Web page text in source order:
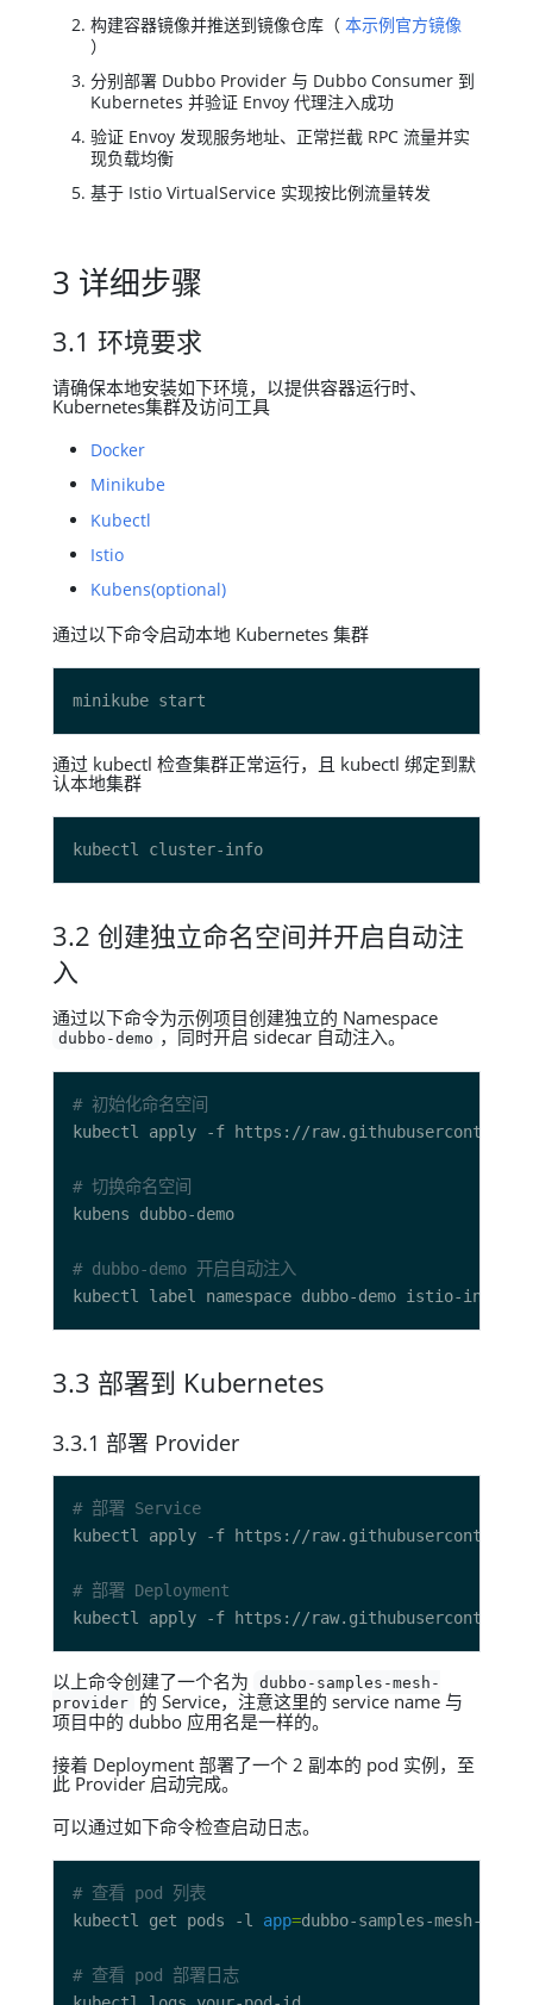
构建容器镜像并推送到镜像仓库（ 本示例官方镜像
）
分别部署 Dubbo Provider 与 Dubbo Consumer 到
Kubernetes 并验证 Envoy 代理注入成功
验证 Envoy 发现服务地址、正常拦截 RPC 流量并实
现负载均衡
基于 Istio VirtualService 实现按比例流量转发
3 详细步骤
3.1 环境要求
请确保本地安装如下环境，以提供容器运行时、
Kubernetes集群及访问工具
Docker
Minikube
Kubectl
Istio
Kubens(optional)
通过以下命令启动本地 Kubernetes 集群
通过 kubectl 检查集群正常运行，且 kubectl 绑定到默
认本地集群
3.2 创建独立命名空间并开启自动注
入
通过以下命令为示例项目创建独立的 Namespace
dubbo-demo ，同时开启 sidecar 自动注入。
# 初始化命名空间
# 切换命名空间
# dubbo-demo 开启自动注入
kubectl label namespace dubbo-demo istio-
3.3 部署到 Kubernetes
3.3.1 部署 Provider
# 部署 Service
# 部署 Deployment
以上命令创建了一个名为
dubbo-samples-mesh-
provider
的 Service，注意这里的 service name 与
项目中的 dubbo 应用名是一样的。
接着 Deployment 部署了一个 2 副本的 pod 实例，至
此 Provider 启动完成。
可以通过如下命令检查启动日志。
# 查看 pod 列表
kubectl get pods -l app=
# 查看 pod 部署日志